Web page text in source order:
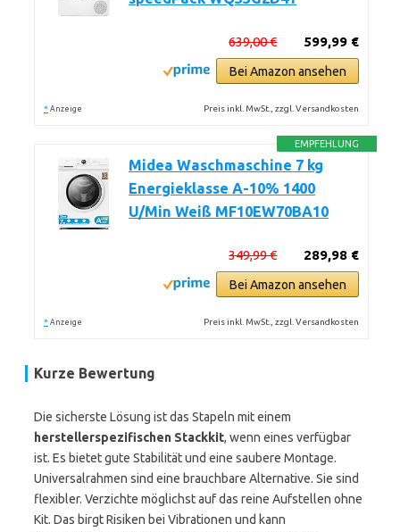
599,99 €
639,00 €
Bei Amazon ansehen
* Anzeige Preis inkl. MwSt., zzgl. Versandkosten
EMPFEHLUNG
Midea Waschmaschine 7 kg
Energieklasse A-10% 1400
U/Min Weiß MF10EW70BA10
289,98 €
349,99 €
Bei Amazon ansehen
* Anzeige Preis inkl. MwSt., zzgl. Versandkosten
Kurze Bewertung
Die sicherste Lösung ist das Stapeln mit einem
herstellerspezifischen Stackkit, wenn eines verfügbar
ist. Es bietet gute Stabilität und eine saubere Montage.
Universalrahmen sind eine brauchbare Alternative. Sie sind
flexibler. Verzichte möglichst auf das reine Aufstellen ohne
Kit. Das birgt Risiken bei Vibrationen und kann